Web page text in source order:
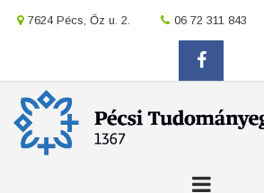
location
7624 Pécs, Őz u. 2. location
06 72 311 843
facebook